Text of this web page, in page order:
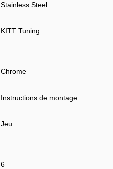
Stainless Steel
KITT Tuning
Chrome
Instructions de montage
Jeu
6